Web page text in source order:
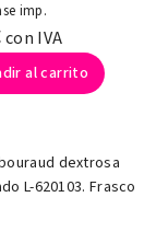
imp.
con IVA
al carrito